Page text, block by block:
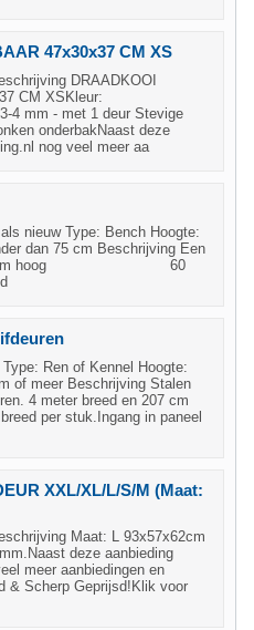
47x30x37 CM XS
DRAADKOOI
CM XSKleur:
4 mm - met 1 deur Stevige
onderbakNaast deze
nog veel meer aa
nieuw Type: Bench Hoogte:
dan 75 cm Beschrijving Een
50 cm hoog 60
Ren of Kennel Hoogte:
of meer Beschrijving Stalen
4 meter breed en 207 cm
per stuk.Ingang in paneel
XXL/XL/L/S/M (Maat:
Maat: L 93x57x62cm
deze aanbieding
meer aanbiedingen en
& Scherp Geprijsd!Klik voor